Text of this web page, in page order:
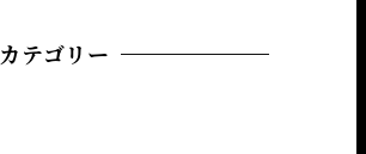
カテゴリー